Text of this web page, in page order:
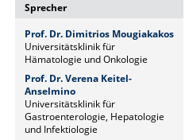
Sprecher
Prof. Dr. Dimitrios Mougiakakos
Universitätsklinik für
Hämatologie und Onkologie
Prof. Dr. Verena Keitel-
Anselmino
Universitätsklinik für
Gastroenterologie, Hepatologie
und Infektiologie